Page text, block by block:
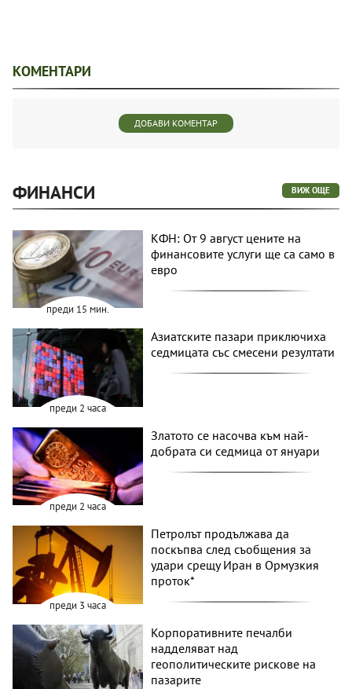
КОМЕНТАРИ
ДОБАВИ КОМЕНТАР
ФИНАНСИ ВИЖ ОЩЕ
преди 15 мин.
КФН: От 9 август цените на
финансовите услуги ще са само в
евро
преди 2 часа
Азиатските пазари приключиха
седмицата със смесени резултати
преди 2 часа
Златото се насочва към най-
добрата си седмица от януари
преди 3 часа
Петролът продължава да
поскъпва след съобщения за
удари срещу Иран в Ормузкия
проток*
Корпоративните печалби
надделяват над
геополитическите рискове на
пазарите